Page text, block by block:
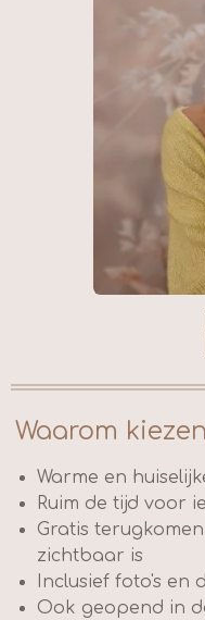
Waarom
Warme en
Ruim de tijd voor
Gratis
zichtbaar is
Inclusief foto's en
Ook geopend in